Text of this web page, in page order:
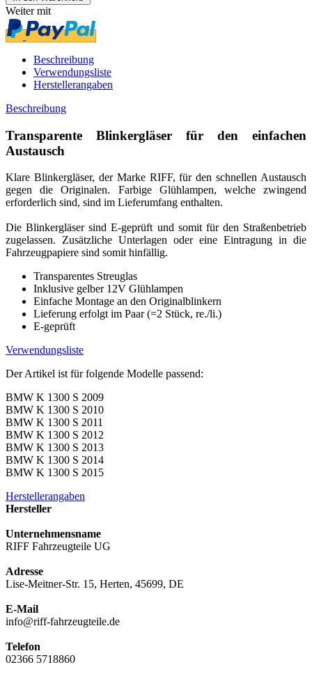
Weiter mit
Beschreibung
Verwendungsliste
Herstellerangaben
Beschreibung
Transparente Blinkergläser für den einfachen
Austausch
Klare Blinkergläser, der Marke RIFF, für den schnellen Austausch
gegen die Originalen. Farbige Glühlampen, welche zwingend
erforderlich sind, sind im Lieferumfang enthalten.
Die Blinkergläser sind E-geprüft und somit für den Straßenbetrieb
zugelassen. Zusätzliche Unterlagen oder eine Eintragung in die
Fahrzeugpapiere sind somit hinfällig.
Transparentes Streuglas
Inklusive gelber 12V Glühlampen
Einfache Montage an den Originalblinkern
Lieferung erfolgt im Paar (=2 Stück, re./li.)
E-geprüft
Verwendungsliste
Der Artikel ist für folgende Modelle passend:
BMW K 1300 S 2009
BMW K 1300 S 2010
BMW K 1300 S 2011
BMW K 1300 S 2012
BMW K 1300 S 2013
BMW K 1300 S 2014
BMW K 1300 S 2015
Herstellerangaben
Hersteller
Unternehmensname
RIFF Fahrzeugteile UG
Adresse
Lise-Meitner-Str. 15, Herten, 45699, DE
E-Mail
info@riff-fahrzeugteile.de
Telefon
02366 5718860